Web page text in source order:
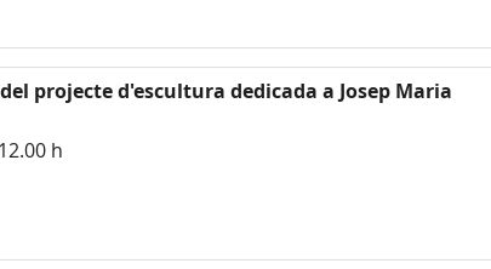
projecte d'escultura dedicada a Josep Maria
h